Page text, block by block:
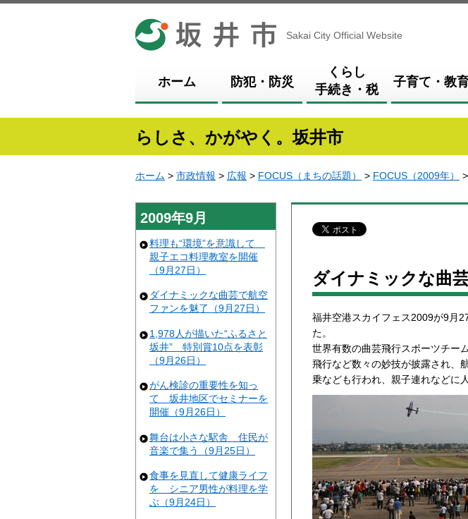
坂井市
Sakai City Official Website
ホーム 防犯・防災
くらし
手続き・税
子育て・教
らしさ、かがやく。坂井市
ホーム > 市政情報 > 広報 > FOCUS（まちの話題） > FOCUS（2009年） >
2009年9月
料理も“環境”を意識して
親子エコ料理教室を開催
（9月27日）
ダイナミックな曲芸で航空
ファンを魅了（9月27日）
1,978人が描いた“ふるさと
坂井” 特別賞10点を表彰
（9月26日）
がん検診の重要性を知っ
て 坂井地区でセミナーを
開催（9月26日）
舞台は小さな駅舎 住民が
音楽で集う（9月25日）
食事を見直して健康ライフ
を シニア男性が料理を学
ぶ（9月24日）
ダイナミックな曲
福井空港スカイフェス2009が9月
た。
世界有数の曲芸飛行スポーツチー
飛行など数々の妙技が披露され、
乗なども行われ、親子連れなどに